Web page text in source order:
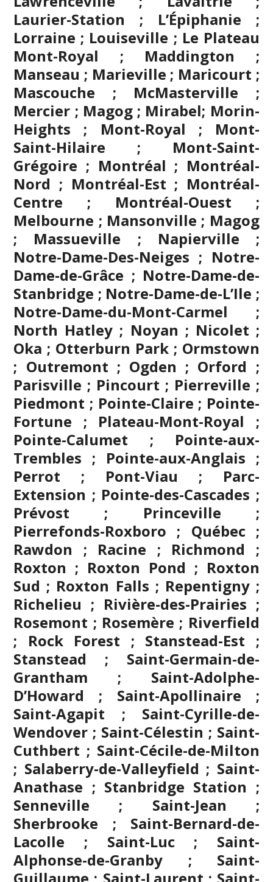
Laurier-Station ; L’Épiphanie ;
Lorraine ; Louiseville ; Le Plateau
Mont-Royal ; Maddington ;
Manseau ; Marieville ; Maricourt ;
Mascouche ; McMasterville ;
Mercier ; Magog; Mirabel; Morin-
Heights ; Mont-Royal ; Mont-
Saint-Hilaire ; Mont-Saint-
Grégoire ; Montréal ; Montréal-
Nord ; Montréal-Est ; Montréal-
Centre ; Montréal-Ouest ;
Melbourne ; Mansonville ; Magog
; Massueville ; Napierville ;
Notre-Dame-Des-Neiges ; Notre-
Dame-de-Grâce ; Notre-Dame-de-
Stanbridge ; Notre-Dame-de-L’Ile ;
Notre-Dame-du-Mont-Carmel ;
North Hatley ; Noyan ; Nicolet ;
Oka ; Otterburn Park ; Ormstown
; Outremont ; Ogden ; Orford ;
Parisville ; Pincourt ; Pierreville ;
Piedmont ; Pointe-Claire ; Pointe-
Fortune ; Plateau-Mont-Royal ;
Pointe-Calumet ; Pointe-aux-
Trembles ; Pointe-aux-Anglais ;
Perrot ; Pont-Viau ; Parc-
Extension ; Pointe-des-Cascades ;
Prévost ; Princeville ;
Pierrefonds-Roxboro ; Québec ;
Rawdon ; Racine ; Richmond ;
Roxton ; Roxton Pond ; Roxton
Sud ; Roxton Falls ; Repentigny ;
Richelieu ; Rivière-des-Prairies ;
Rosemont ; Rosemère ; Riverfield
; Rock Forest ; Stanstead-Est ;
Stanstead ; Saint-Germain-de-
Grantham ; Saint-Adolphe-
D’Howard ; Saint-Apollinaire ;
Saint-Agapit ; Saint-Cyrille-de-
Wendover ; Saint-Célestin ; Saint-
Cuthbert ; Saint-Cécile-de-Milton
; Salaberry-de-Valleyfield ; Saint-
Anathase ; Stanbridge Station ;
Senneville ; Saint-Jean ;
Sherbrooke ; Saint-Bernard-de-
Lacolle ; Saint-Luc ; Saint-
Alphonse-de-Granby ; Saint-
Guillaume ; Saint-Laurent ; Saint-